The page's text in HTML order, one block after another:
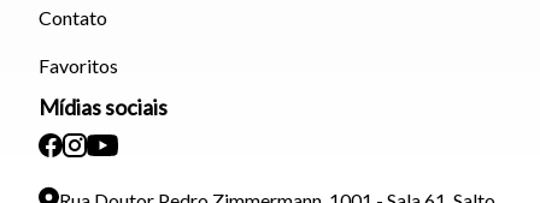
Contato
Favoritos
Mídias sociais